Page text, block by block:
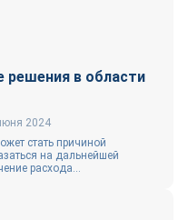
решения в области
2024
стать причиной
на дальнейшей
расхода...